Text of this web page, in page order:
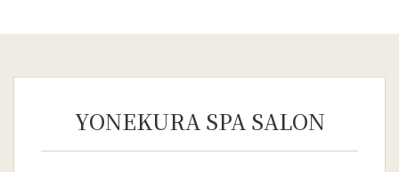
YONEKURA SPA SALON